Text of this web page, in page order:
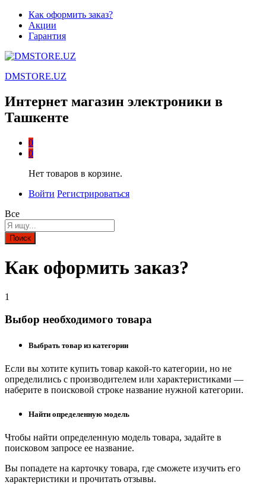
Как оформить заказ?
Акции
Гарантия
DMSTORE.UZ
Интернет магазин электроники в
Ташкенте
0
0
Нет товаров в корзине.
Войти Регистрироваться
Все
Поиск
Как оформить заказ?
1
Выбор необходимого товара
Выбрать товар из категории
Если вы хотите купить товар какой-то категории, но не
определились с производителем или характеристиками —
наберите в поисковой строке название нужной категории.
Найти определенную модель
Чтобы найти определенную модель товара, задайте в
поисковом запросе ее название.
Вы попадете на карточку товара, где сможете изучить его
характеристики и прочитать отзывы.